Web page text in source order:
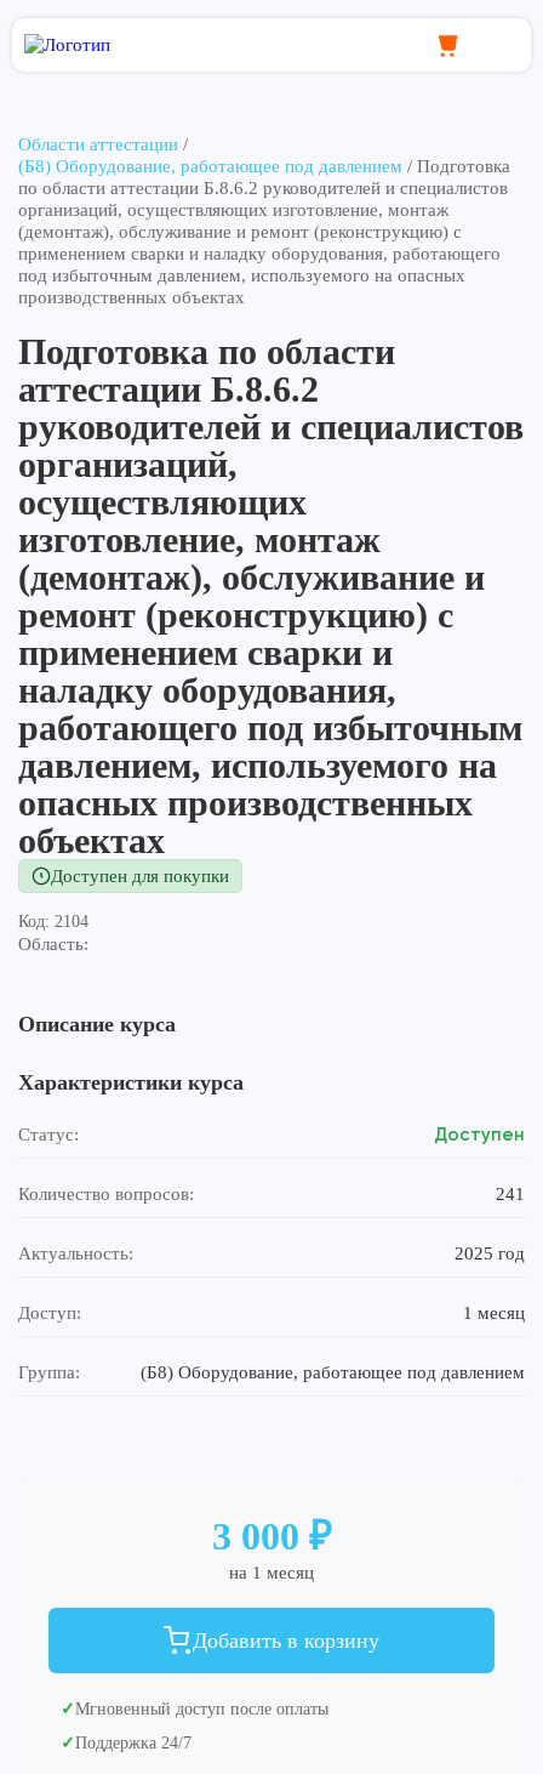
Области аттестации /
(Б8) Оборудование, работающее под давлением / Подготовка
по области аттестации Б.8.6.2 руководителей и специалистов
организаций, осуществляющих изготовление, монтаж
(демонтаж), обслуживание и ремонт (реконструкцию) с
применением сварки и наладку оборудования, работающего
под избыточным давлением, используемого на опасных
производственных объектах
Подготовка по области
аттестации Б.8.6.2
руководителей и специалистов
организаций,
осуществляющих
изготовление, монтаж
(демонтаж), обслуживание и
ремонт (реконструкцию) с
применением сварки и
наладку оборудования,
работающего под избыточным
давлением, используемого на
опасных производственных
объектах
Доступен для покупки
Код: 2104
Область:
Описание курса
Характеристики курса
Статус: Доступен
Количество вопросов: 241
Актуальность: 2025 год
Доступ: 1 месяц
Группа: (Б8) Оборудование, работающее под давлением
3 000 ₽
на 1 месяц
Добавить в корзину
✓Мгновенный доступ после оплаты
✓Поддержка 24/7